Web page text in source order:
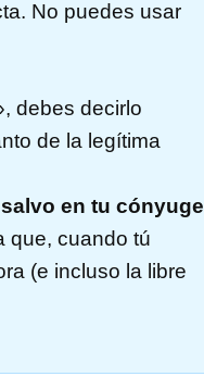
No puedes usar
debes decirlo
de la legítima
salvo en tu cónyuge
que, cuando tú
(e incluso la libre